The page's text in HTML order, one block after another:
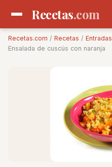
Recetas.com
Recetas.com / Recetas / Entradas
Ensalada de cuscús con naranja